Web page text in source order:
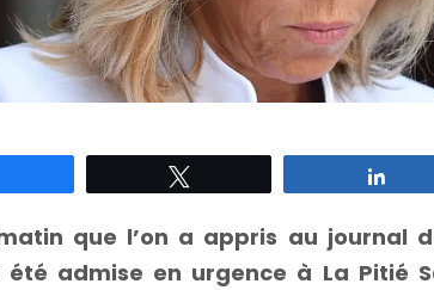
que l’on a appris au journal
été admise en urgence à La Pitié